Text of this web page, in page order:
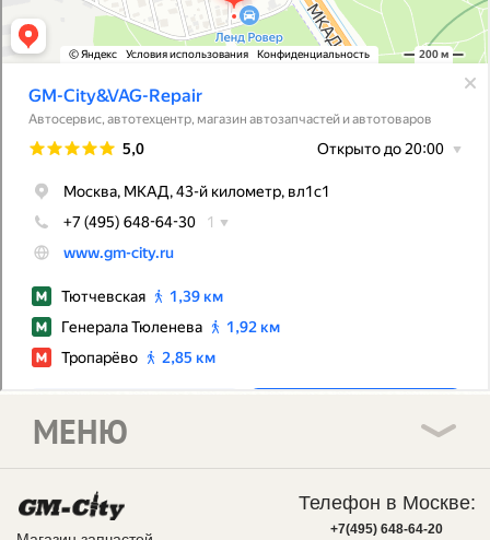
МЕНЮ
Телефон в Москве:
+7(495) 648-64-20